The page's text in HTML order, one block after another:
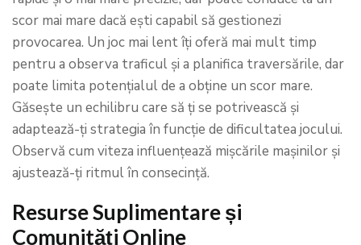
scor mai mare dacă ești capabil să gestionezi
provocarea. Un joc mai lent îți oferă mai mult timp
pentru a observa traficul și a planifica traversările, dar
poate limita potențialul de a obține un scor mare.
Găsește un echilibru care să ți se potrivească și
adaptează-ți strategia în funcție de dificultatea jocului.
Observă cum viteza influențează mișcările mașinilor și
ajustează-ți ritmul în consecință.
Resurse Suplimentare și
Comunități Online